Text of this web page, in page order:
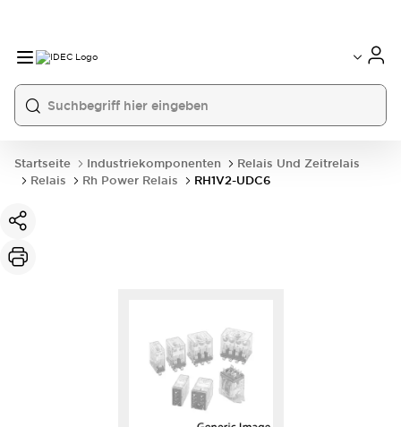
Startseite Industriekomponenten
Relais Und Zeitrelais
Relais
Rh Power Relais RH1V2-UDC6